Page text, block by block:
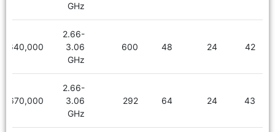
GHz
42
24
48
600
2.66-
3.06
GHz
2,640,000
43
24
64
292
2.66-
3.06
GHz
2,670,000